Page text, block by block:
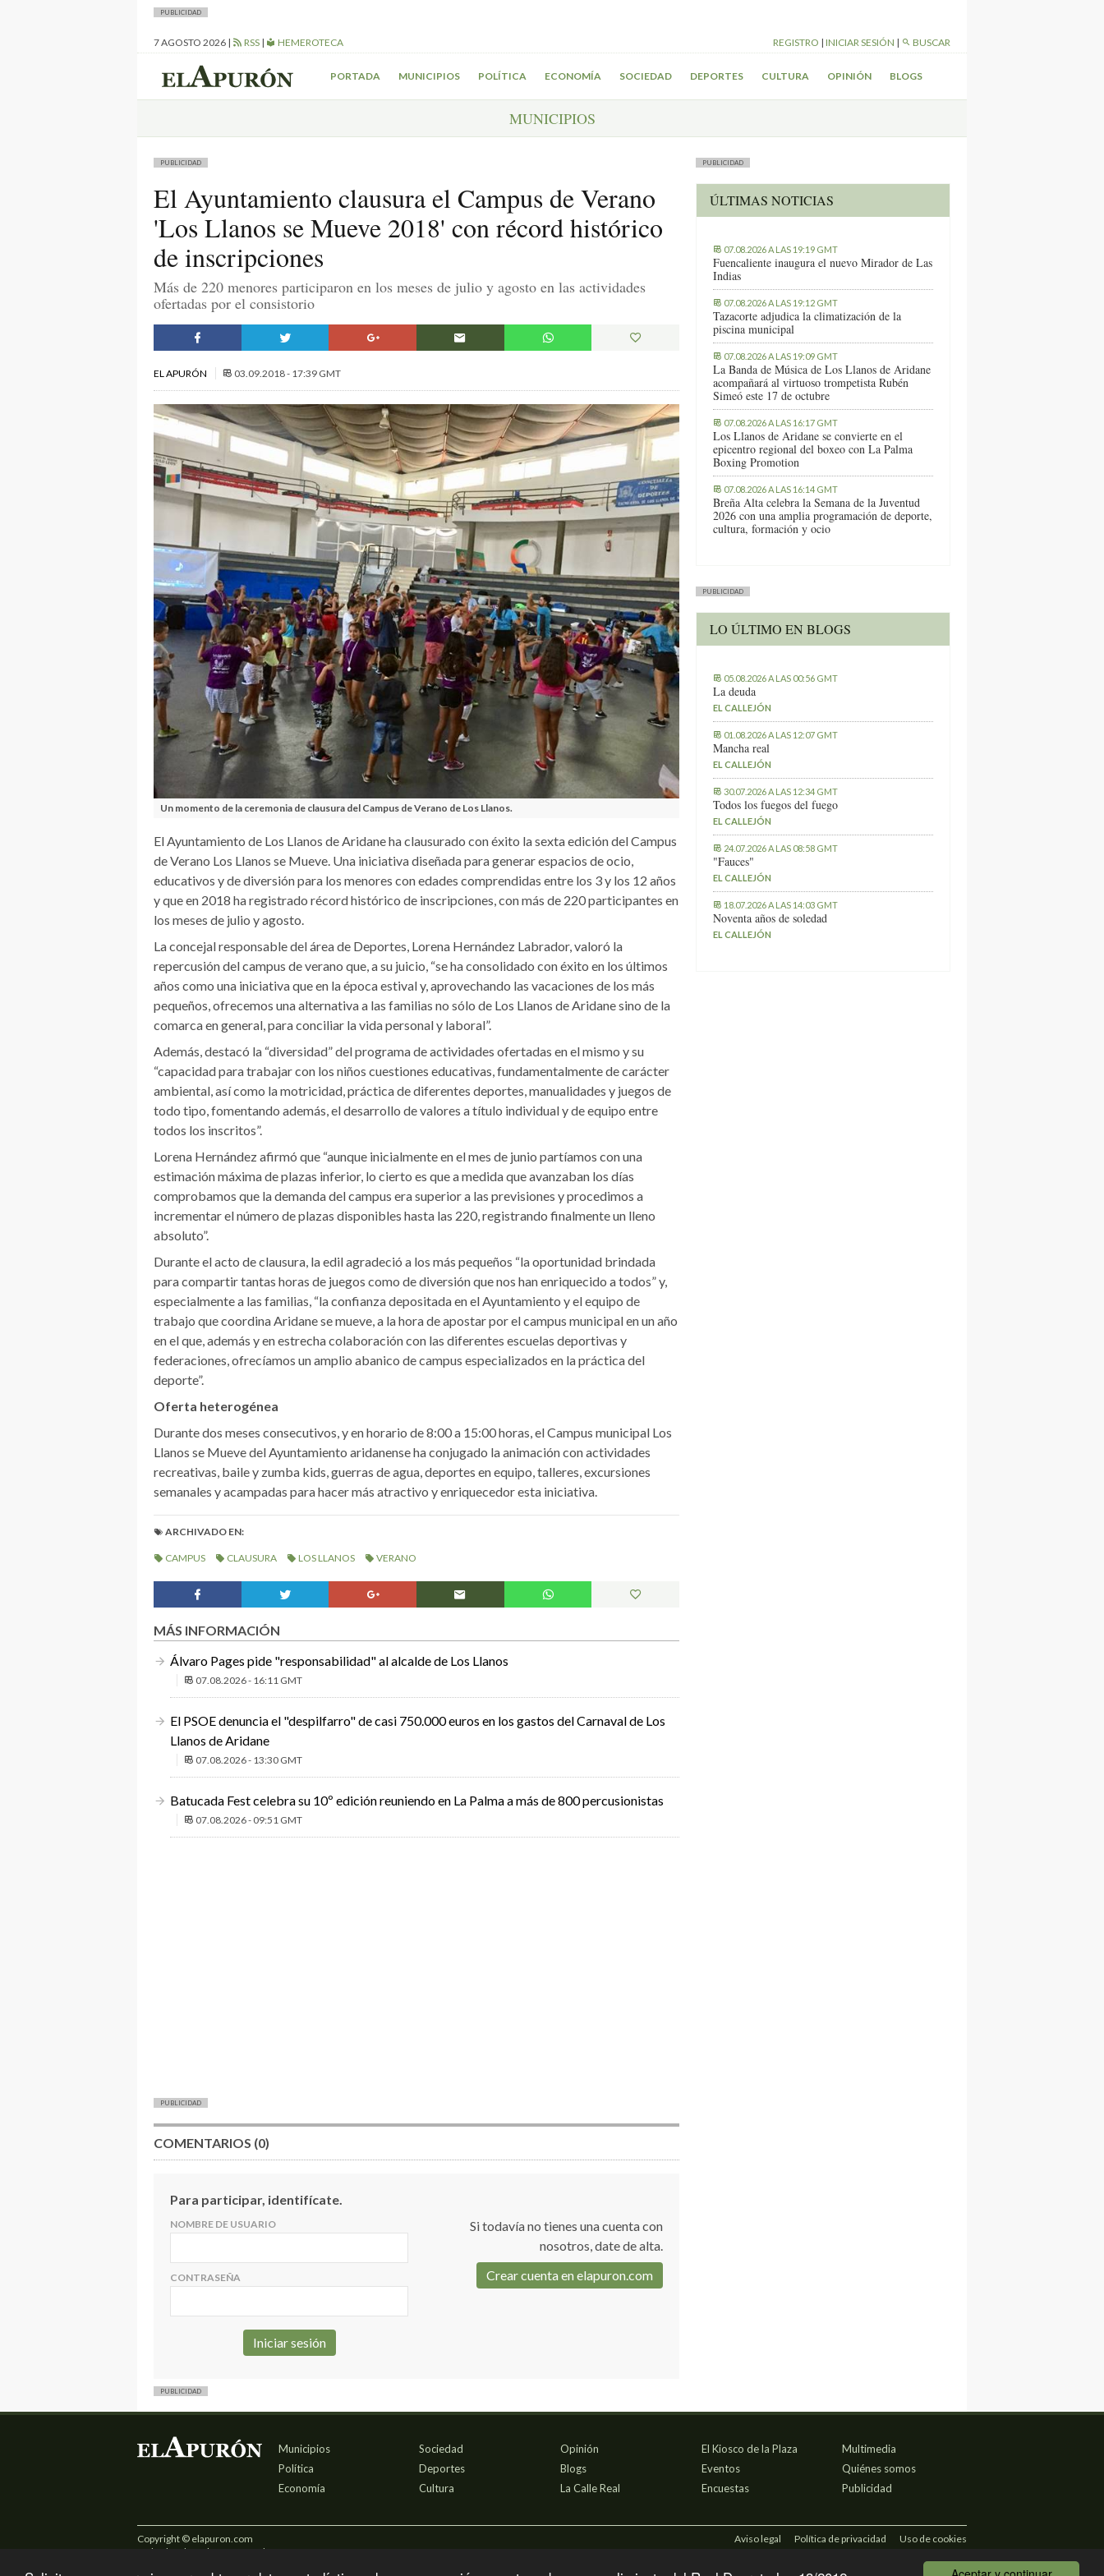
PUBLICIDAD
7 AGOSTO 2026 | RSS | HEMEROTECA REGISTRO | INICIAR SESIÓN | BUSCAR
PORTADA MUNICIPIOS POLÍTICA ECONOMÍA SOCIEDAD DEPORTES CULTURA OPINIÓN BLOGS
MUNICIPIOS
PUBLICIDAD
El Ayuntamiento clausura el Campus de Verano
'Los Llanos se Mueve 2018' con récord histórico
de inscripciones
Más de 220 menores participaron en los meses de julio y agosto en las actividades
ofertadas por el consistorio
EL APURÓN 03.09.2018 - 17:39 GMT
Un momento de la ceremonia de clausura del Campus de Verano de Los Llanos.
El Ayuntamiento de Los Llanos de Aridane ha clausurado con éxito la sexta edición del Campus
de Verano Los Llanos se Mueve. Una iniciativa diseñada para generar espacios de ocio,
educativos y de diversión para los menores con edades comprendidas entre los 3 y los 12 años
y que en 2018 ha registrado récord histórico de inscripciones, con más de 220 participantes en
los meses de julio y agosto.
La concejal responsable del área de Deportes, Lorena Hernández Labrador, valoró la
repercusión del campus de verano que, a su juicio, “se ha consolidado con éxito en los últimos
años como una iniciativa que en la época estival y, aprovechando las vacaciones de los más
pequeños, ofrecemos una alternativa a las familias no sólo de Los Llanos de Aridane sino de la
comarca en general, para conciliar la vida personal y laboral”.
Además, destacó la “diversidad” del programa de actividades ofertadas en el mismo y su
“capacidad para trabajar con los niños cuestiones educativas, fundamentalmente de carácter
ambiental, así como la motricidad, práctica de diferentes deportes, manualidades y juegos de
todo tipo, fomentando además, el desarrollo de valores a título individual y de equipo entre
todos los inscritos”.
Lorena Hernández afirmó que “aunque inicialmente en el mes de junio partíamos con una
estimación máxima de plazas inferior, lo cierto es que a medida que avanzaban los días
comprobamos que la demanda del campus era superior a las previsiones y procedimos a
incrementar el número de plazas disponibles hasta las 220, registrando finalmente un lleno
absoluto”.
Durante el acto de clausura, la edil agradeció a los más pequeños “la oportunidad brindada
para compartir tantas horas de juegos como de diversión que nos han enriquecido a todos” y,
especialmente a las familias, “la confianza depositada en el Ayuntamiento y el equipo de
trabajo que coordina Aridane se mueve, a la hora de apostar por el campus municipal en un año
en el que, además y en estrecha colaboración con las diferentes escuelas deportivas y
federaciones, ofrecíamos un amplio abanico de campus especializados en la práctica del
deporte”.
Oferta heterogénea
Durante dos meses consecutivos, y en horario de 8:00 a 15:00 horas, el Campus municipal Los
Llanos se Mueve del Ayuntamiento aridanense ha conjugado la animación con actividades
recreativas, baile y zumba kids, guerras de agua, deportes en equipo, talleres, excursiones
semanales y acampadas para hacer más atractivo y enriquecedor esta iniciativa.
ARCHIVADO EN:
CAMPUS CLAUSURA LOS LLANOS VERANO
MÁS INFORMACIÓN
Álvaro Pages pide "responsabilidad" al alcalde de Los Llanos
07.08.2026 - 16:11 GMT
El PSOE denuncia el "despilfarro" de casi 750.000 euros en los gastos del Carnaval de Los
Llanos de Aridane
07.08.2026 - 13:30 GMT
Batucada Fest celebra su 10º edición reuniendo en La Palma a más de 800 percusionistas
07.08.2026 - 09:51 GMT
PUBLICIDAD
COMENTARIOS (0)
Para participar, identifícate.
NOMBRE DE USUARIO
CONTRASEÑA
Si todavía no tienes una cuenta con
nosotros, date de alta.
Crear cuenta en elapuron.com
PUBLICIDAD
ÚLTIMAS NOTICIAS
07.08.2026 A LAS 19:19 GMT
Fuencaliente inaugura el nuevo Mirador de Las
Indias
07.08.2026 A LAS 19:12 GMT
Tazacorte adjudica la climatización de la
piscina municipal
07.08.2026 A LAS 19:09 GMT
La Banda de Música de Los Llanos de Aridane
acompañará al virtuoso trompetista Rubén
Simeó este 17 de octubre
07.08.2026 A LAS 16:17 GMT
Los Llanos de Aridane se convierte en el
epicentro regional del boxeo con La Palma
Boxing Promotion
07.08.2026 A LAS 16:14 GMT
Breña Alta celebra la Semana de la Juventud
2026 con una amplia programación de deporte,
cultura, formación y ocio
PUBLICIDAD
LO ÚLTIMO EN BLOGS
05.08.2026 A LAS 00:56 GMT
La deuda
EL CALLEJÓN
01.08.2026 A LAS 12:07 GMT
Mancha real
EL CALLEJÓN
30.07.2026 A LAS 12:34 GMT
Todos los fuegos del fuego
EL CALLEJÓN
24.07.2026 A LAS 08:58 GMT
"Fauces"
EL CALLEJÓN
18.07.2026 A LAS 14:03 GMT
Noventa años de soledad
EL CALLEJÓN
PUBLICIDAD
Municipios
Política
Economía
Sociedad
Deportes
Cultura
Opinión
Blogs
La Calle Real
El Kiosco de la Plaza
Eventos
Encuestas
Multimedia
Quiénes somos
Publicidad
Copyright © elapuron.com
Todos los derechos reservados
Aviso legal Política de privacidad Uso de cookies